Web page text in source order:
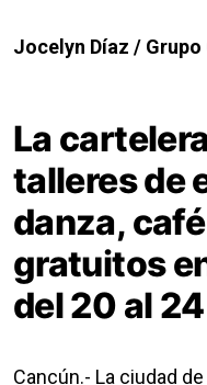
Jocelyn Díaz / Grupo
La
talleres de
danza,
gratuitos
del 20 al
Cancún.- La ciudad